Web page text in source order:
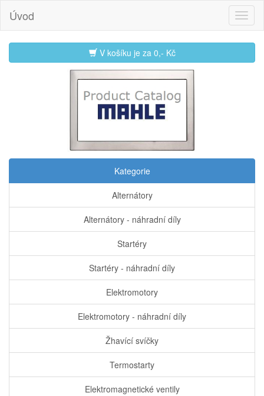
Úvod
V košíku je za 0,- Kč
Kategorie
Alternátory
Alternátory - náhradní díly
Startéry
Startéry - náhradní díly
Elektromotory
Elektromotory - náhradní díly
Žhavící svíčky
Termostarty
Elektromagnetické ventily